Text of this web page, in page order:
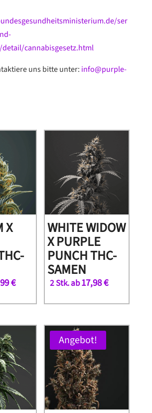
ser
cannabisgesetz.html
uns bitte unter: info@purple-
X
€
WHITE WIDOW
X PURPLE
PUNCH THC-
SAMEN
2 Stk. ab17,98€
Angebot!